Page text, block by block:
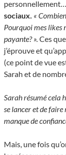
personnellement…
sociaux. «
Pourquoi mes likes
payante? ».Ces
j’éprouve et
(ce point de vue
Sarah et de
Sarah résumé cela
se lancer et de faire
manque de
Mais, une fois